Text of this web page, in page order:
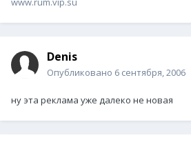
Denis
Опубликовано 6 сентября, 2006
ну эта реклама уже далеко не новая